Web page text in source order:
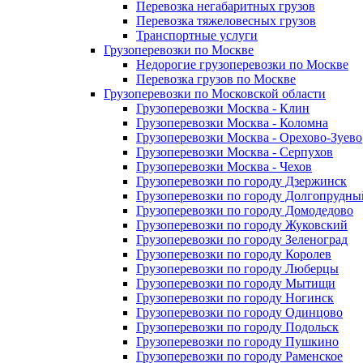
Перевозка негабаритных грузов
Перевозка тяжеловесных грузов
Транспортные услуги
Грузоперевозки по Москве
Недорогие грузоперевозки по Москве
Перевозка грузов по Москве
Грузоперевозки по Московской области
Грузоперевозки Москва - Клин
Грузоперевозки Москва - Коломна
Грузоперевозки Москва - Орехово-Зуево
Грузоперевозки Москва - Серпухов
Грузоперевозки Москва - Чехов
Грузоперевозки по городу Дзержинск
Грузоперевозки по городу
Грузоперевозки по городу Домодедово
Грузоперевозки по городу Жуковский
Грузоперевозки по городу Зеленоград
Грузоперевозки по городу Королев
Грузоперевозки по городу Люберцы
Грузоперевозки по городу Мытищи
Грузоперевозки по городу Ногинск
Грузоперевозки по городу Одинцово
Грузоперевозки по городу Подольск
Грузоперевозки по городу Пушкино
Грузоперевозки по городу Раменское